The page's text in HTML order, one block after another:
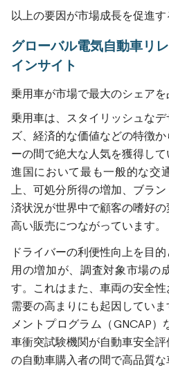
以上の要因が市場成長を促進す
グローバル電気自動車リ
インサイト
乗用車が市場で最大のシェアを
乗用車は、スタイリッシュな
ズ、経済的な価値などの特徴
ーの間で絶大な人気を獲得し
進国において最も一般的な交
上、可処分所得の増加、ブラ
済状況が世界中で顧客の嗜好
高い販売につながっています。
ドライバーの利便性向上を目
用の増加が、調査対象市場の
す。これはまた、車両の安全
需要の高まりにも起因してい
メントプログラム（GNCAP
車衝突試験機関が自動車安全
の自動車購入者の間で高品質